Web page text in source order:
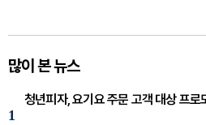
많이 본 뉴스
1
청년피자, 요기요 주문 고객 대상 프로